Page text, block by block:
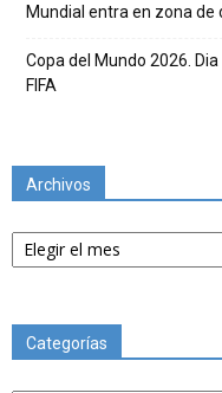
Mundial entra en zona de
Copa del Mundo 2026.
FIFA
Archivos
Archivos
Categorías
Categorías